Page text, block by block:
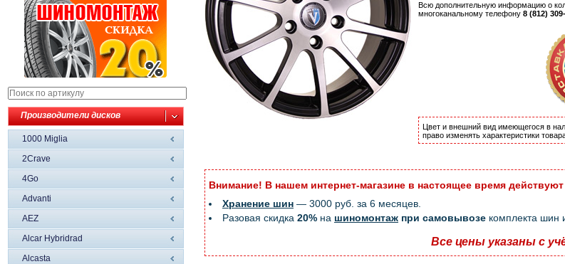
Производители дисков
1000 Miglia
2Crave
4Go
Advanti
AEZ
Alcar Hybridrad
Alcasta
Всю дополнительную информацию о
многоканальному телефону 8 (812)
Цвет и внешний вид имеющегося в
право изменять характеристики
Внимание! В нашем интернет-магазине в настоящее время действуют
Хранение шин — 3000 руб. за 6 месяцев.
Разовая скидка 20% на шиномонтаж при самовывозе комплекта шин
Все цены указаны с